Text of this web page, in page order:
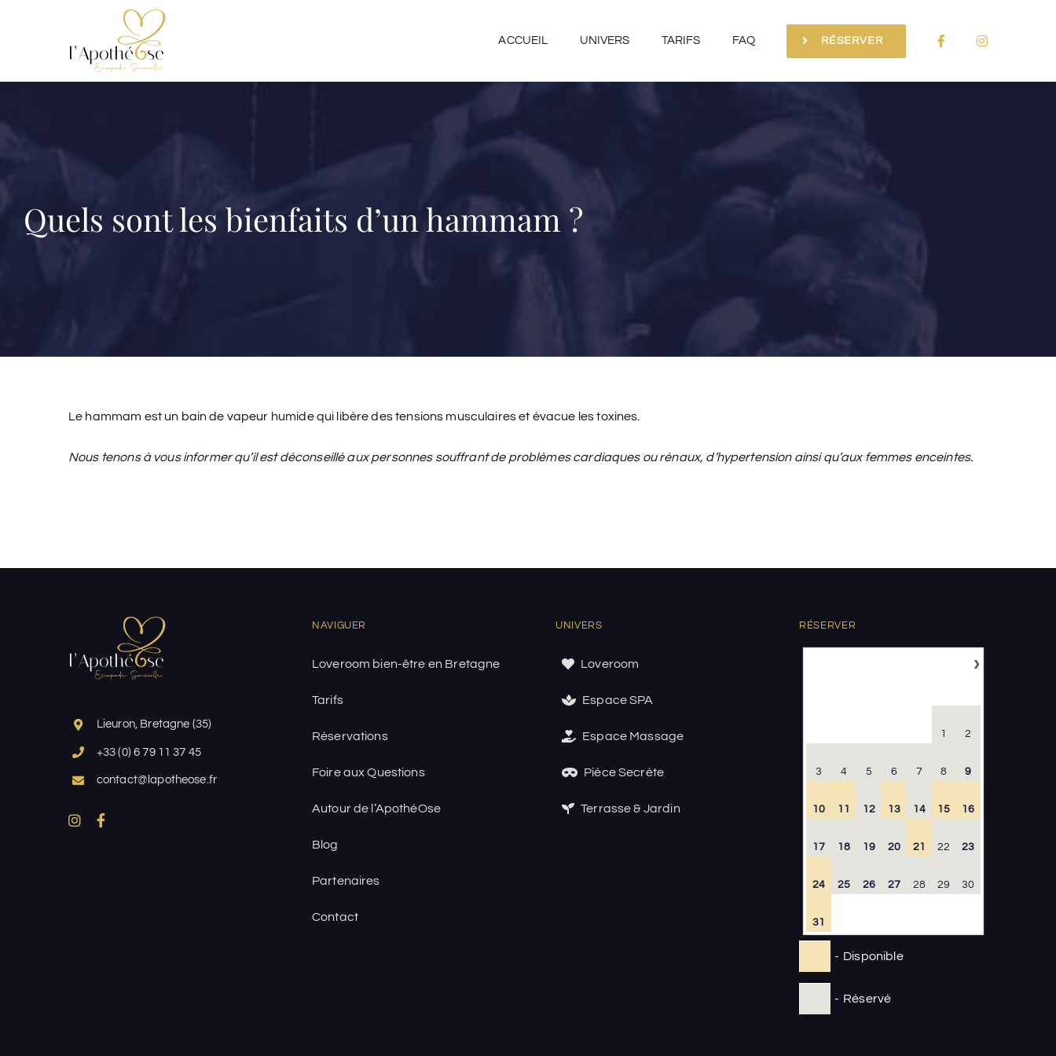
ACCUEIL UNIVERS TARIFS FAQ RÉSERVER
Quels sont les bienfaits d’un hammam ?
Le hammam est un bain de vapeur humide qui libère des tensions musculaires et évacue les toxines.
Nous tenons à vous informer qu’il est déconseillé aux personnes souffrant de problèmes cardiaques ou rénaux, d’hypertension ainsi qu’aux femmes enceintes.
Lieuron, Bretagne (35)
+33 (0) 6 79 11 37 45
contact@lapotheose.fr
NAVIGUER
Loveroom bien-être en Bretagne
Tarifs
Réservations
Foire aux Questions
Autour de l’ApothéOse
Blog
Partenaires
Contact
UNIVERS
Loveroom
Espace SPA
Espace Massage
Pièce Secrète
Terrasse & Jardin
RÉSERVER
›
1 2
3 4 5 6 7 8 9
10 11 12 13 14 15 16
17 18 19 20 21 22 23
24 25 26 27 28 29 30
31
- Disponible
- Réservé